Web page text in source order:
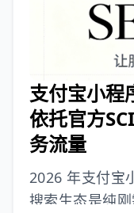
词汇强关联、
精细化时代，
配逻辑，可解
支付宝小程
依托官方
务流量
2026 年支付宝
搜索生态是纯刚